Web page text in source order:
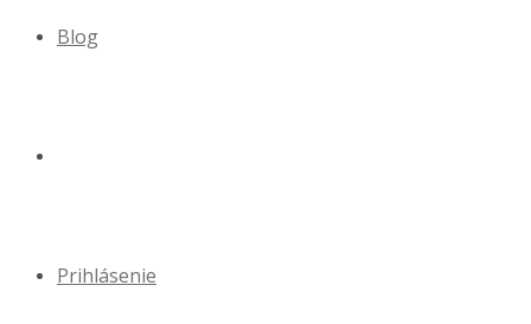
Blog
Prihlásenie